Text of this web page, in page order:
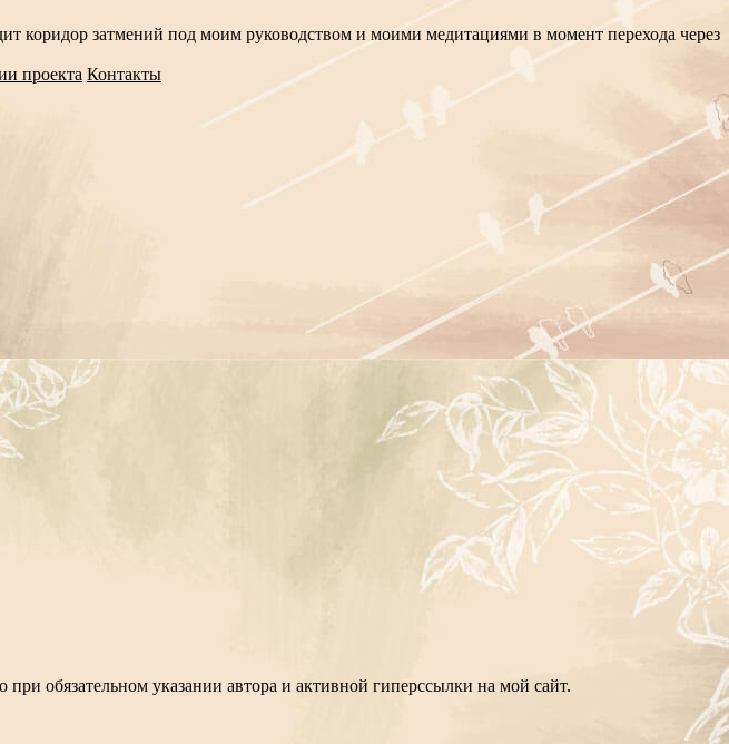
коридор затмений под моим руководством и моими медитациями в момент перехода через
проекта Контакты
обязательном указании автора и активной гиперссылки на мой сайт.